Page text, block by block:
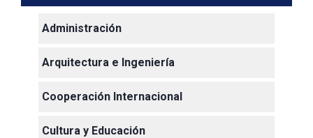
Administración
Arquitectura e Ingeniería
Cooperación Internacional
Cultura y Educación